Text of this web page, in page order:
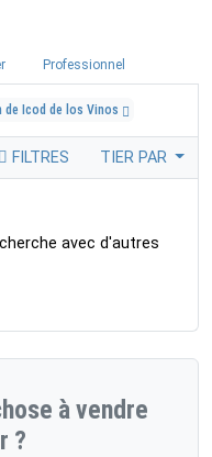
Professionnel
de Icod de los Vinos
FILTRES TIER PAR
avec d'autres
à vendre
?